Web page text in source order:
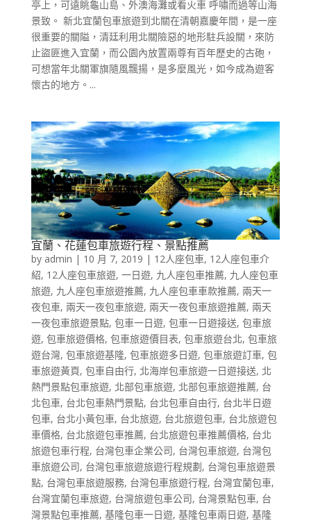
亭上，可遠眺龜山島、外澳海灘或看火車 呼嘯而過等山海
景致。 新北宜蘭包車旅遊到北關在清朝嘉慶年間，是一座
很重要的關隘，清廷利用北關險惡的地形駐兵設關，來防
止盜匪進入宜蘭，而公園內放置兩尊有百年歷史的古砲，
可想當年北關軍旗隨風飄揚，是多麼風光，如今成為遊客
懷古的地方。...
宜蘭、花蓮包車旅遊行程、景點推薦
by admin | 10 月 7, 2019 | 12人座包車, 12人座包車介
紹, 12人座包車旅遊, 一日遊, 九人座包車推薦, 九人座包車
旅遊, 九人座包車旅遊推薦, 九人座包車車款推薦, 兩天一
夜包車, 兩天一夜包車旅遊, 兩天一夜包車旅遊推薦, 兩天
一夜包車旅遊景點, 包車一日遊, 包車一日遊接送, 包車旅
遊, 包車旅遊價格, 包車旅遊價目表, 包車旅遊台北, 包車旅
遊台灣, 包車旅遊基隆, 包車旅遊多日遊, 包車旅遊訂車, 包
車旅遊黃頁, 包車自由行, 北海岸包車旅遊一日遊接送, 北
熱門景點包車旅遊, 北部包車旅遊, 北部包車旅遊推薦, 台
北包車, 台北包車熱門景點, 台北包車自由行, 台北半日遊
包車, 台北小黃包車, 台北旅遊, 台北旅遊包車, 台北旅遊包
車價格, 台北旅遊包車推薦, 台北旅遊包車推薦價格, 台北
旅遊包車行程, 台灣包車企業公司, 台灣包車旅遊, 台灣包
車旅遊公司, 台灣包車旅遊旅遊行程規劃, 台灣包車旅遊景
點, 台灣包車旅遊服務, 台灣包車旅遊行程, 台灣宜蘭包車,
台灣宜蘭包車旅遊, 台灣旅遊包車公司, 台灣景點包車, 台
灣景點包車推薦, 基隆包車一日遊, 基隆包車兩日遊, 基隆